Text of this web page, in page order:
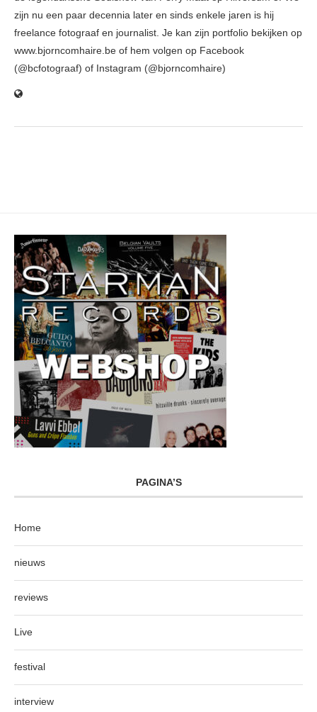
zijn nu een paar decennia later en sinds enkele jaren is hij
freelance fotograaf en journalist. Je kan zijn portfolio bekijken op
www.bjorncomhaire.be of hem volgen op Facebook
(@bcfotograaf) of Instagram (@bjorncomhaire)
PAGINA’S
Home
nieuws
reviews
Live
festival
interview